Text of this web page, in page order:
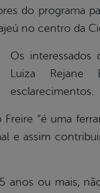
do programa
no centro da
Os interessados
Luiza Rejane
esclarecimentos.
Freire “é uma
e assim
anos ou mais,